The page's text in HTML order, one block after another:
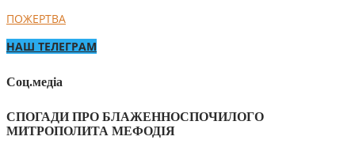
ПОЖЕРТВА
НАШ ТЕЛЕГРАМ
Соц.медіа
СПОГАДИ ПРО БЛАЖЕННОСПОЧИЛОГО
МИТРОПОЛИТА МЕФОДІЯ